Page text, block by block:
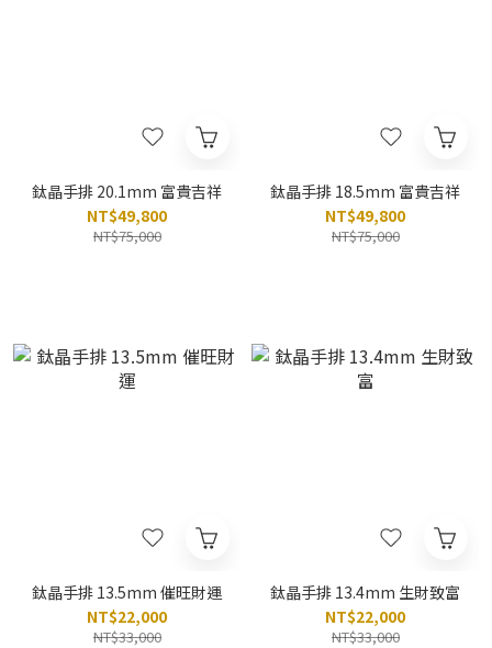
鈦晶手排 20.1mm 富貴吉祥
NT$49,800
NT$75,000
鈦晶手排 18.5mm 富貴吉祥
NT$49,800
NT$75,000
鈦晶手排 13.5mm 催旺財運
NT$22,000
NT$33,000
鈦晶手排 13.4mm 生財致富
NT$22,000
NT$33,000